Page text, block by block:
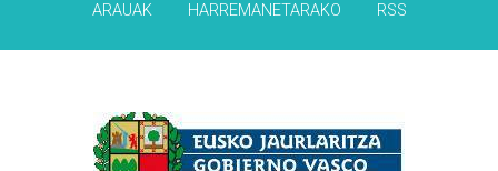
ARAUAK HARREMANETARAKO RSS